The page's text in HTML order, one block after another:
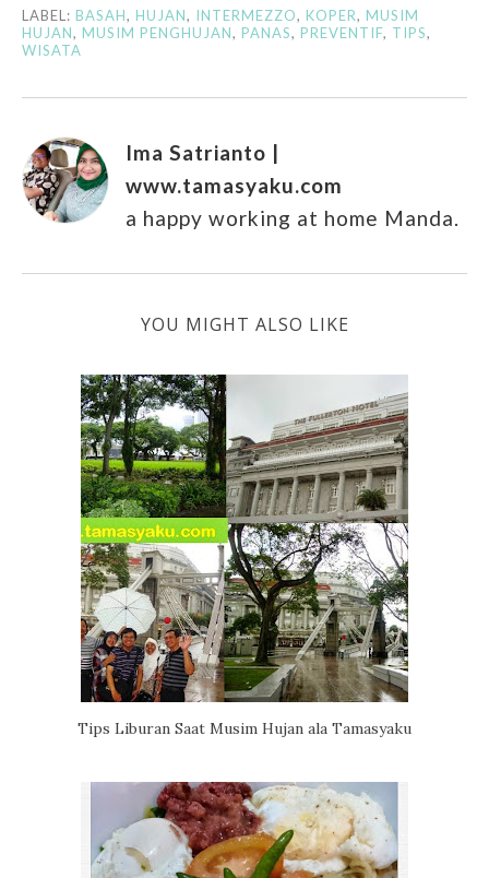
LABEL: BASAH, HUJAN, INTERMEZZO, KOPER, MUSIM
HUJAN, MUSIM PENGHUJAN, PANAS, PREVENTIF, TIPS,
WISATA
Ima Satrianto |
www.tamasyaku.com
a happy working at home Manda.
YOU MIGHT ALSO LIKE
Tips Liburan Saat Musim Hujan ala Tamasyaku